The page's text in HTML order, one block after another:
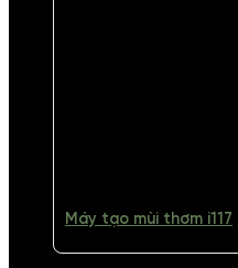
Máy tạo mùi thơm i117